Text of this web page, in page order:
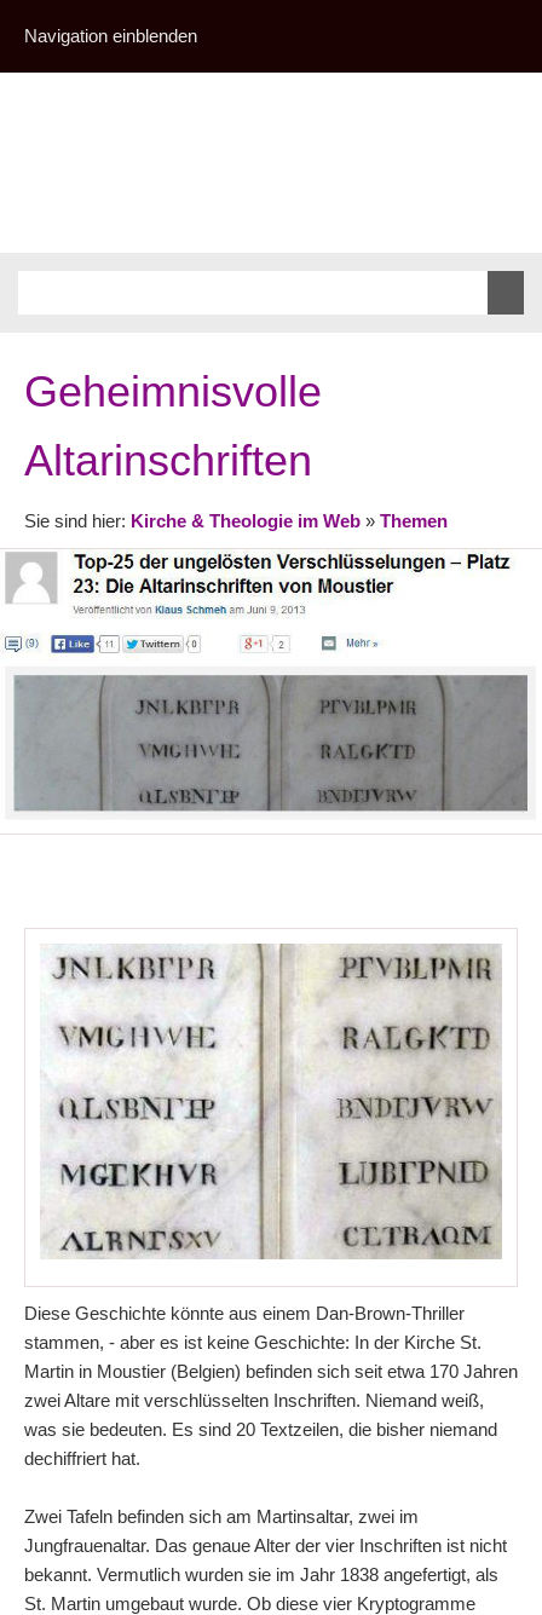
Navigation einblenden
Geheimnisvolle
Altarinschriften
Sie sind hier: Kirche & Theologie im Web » Themen
Diese Geschichte könnte aus einem Dan-Brown-Thriller
stammen, - aber es ist keine Geschichte: In der Kirche St.
Martin in Moustier (Belgien) befinden sich seit etwa 170 Jahren
zwei Altare mit verschlüsselten Inschriften. Niemand weiß,
was sie bedeuten. Es sind 20 Textzeilen, die bisher niemand
dechiffriert hat.
Zwei Tafeln befinden sich am Martinsaltar, zwei im
Jungfrauenaltar. Das genaue Alter der vier Inschriften ist nicht
bekannt. Vermutlich wurden sie im Jahr 1838 angefertigt, als
St. Martin umgebaut wurde. Ob diese vier Kryptogramme